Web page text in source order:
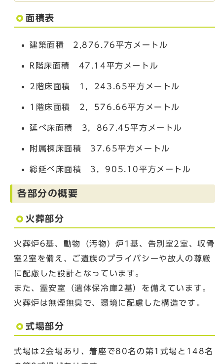
面積表
建築面積 2,876.76平方メートル
R階床面積 47.14平方メートル
2階床面積 1，243.65平方メートル
1階床面積 2，576.66平方メートル
延べ床面積 3，867.45平方メートル
附属棟床面積 37.65平方メートル
総延べ床面積 3，905.10平方メートル
各部分の概要
火葬部分
火葬炉6基、動物（汚物）炉1基、告別室2室、収骨
室2室を備え、ご遺族のプライバシーや故人の尊厳
に配慮した設計となっています。
また、霊安室（遺体保冷庫2基）を備えています。
火葬炉は無煙無臭で、環境に配慮した構造です。
式場部分
式場は2会場あり、着座で80名の第1式場と148名